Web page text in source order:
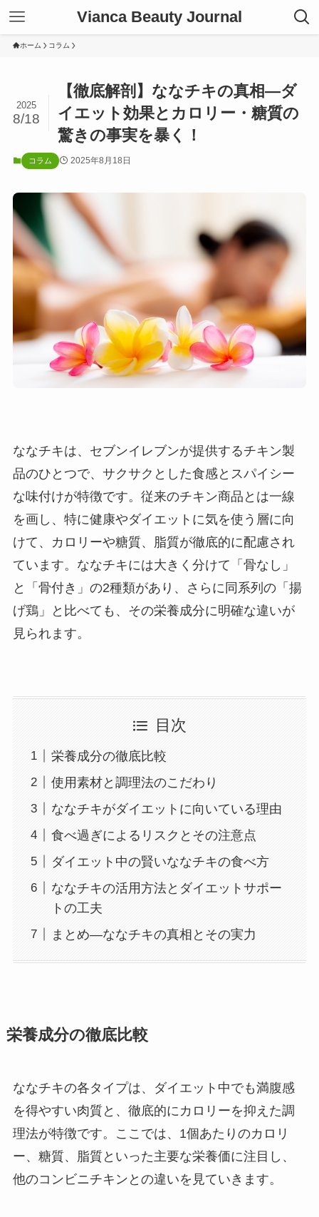
Vianca Beauty Journal
ホーム コラム
【徹底解剖】ななチキの真相―ダ
イエット効果とカロリー・糖質の
驚きの事実を暴く！
2025
8/18
コラム 2025年8月18日
ななチキは、セブンイレブンが提供するチキン製
品のひとつで、サクサクとした食感とスパイシー
な味付けが特徴です。従来のチキン商品とは一線
を画し、特に健康やダイエットに気を使う層に向
けて、カロリーや糖質、脂質が徹底的に配慮され
ています。ななチキには大きく分けて「骨なし」
と「骨付き」の2種類があり、さらに同系列の「揚
げ鶏」と比べても、その栄養成分に明確な違いが
見られます。
目次
栄養成分の徹底比較
使用素材と調理法のこだわり
ななチキがダイエットに向いている理由
食べ過ぎによるリスクとその注意点
ダイエット中の賢いななチキの食べ方
ななチキの活用方法とダイエットサポー
トの工夫
まとめ―ななチキの真相とその実力
栄養成分の徹底比較
ななチキの各タイプは、ダイエット中でも満腹感
を得やすい肉質と、徹底的にカロリーを抑えた調
理法が特徴です。ここでは、1個あたりのカロリ
ー、糖質、脂質といった主要な栄養価に注目し、
他のコンビニチキンとの違いを見ていきます。